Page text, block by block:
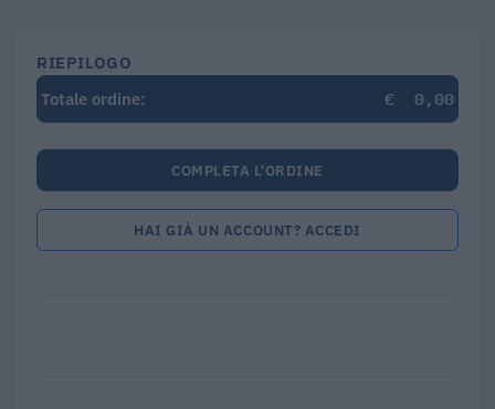
RIEPILOGO
Totale ordine:
€ 0,00
COMPLETA L'ORDINE
HAI GIÀ UN ACCOUNT? ACCEDI